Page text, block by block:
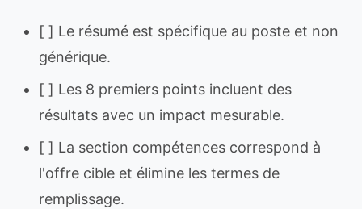
[ ] Le résumé est spécifique au poste et non
générique.
[ ] Les 8 premiers points incluent des
résultats avec un impact mesurable.
[ ] La section compétences correspond à
l'offre cible et élimine les termes de
remplissage.